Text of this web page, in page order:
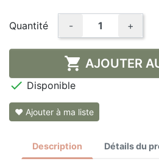
Quantité - +
 AJOUTER
 Disponible
❤ Ajouter à ma liste
Description Détails du